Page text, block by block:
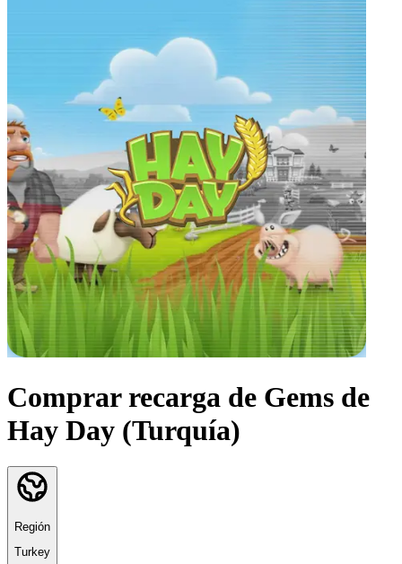
Comprar recarga de Gems de
Hay Day (Turquía)
Región
Turkey